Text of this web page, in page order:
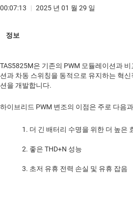
00:07:13 | 2025 년 01 월 29 일
TAS5825M은 기존의 PWM 모듈레이션과
션과 차동 스위칭을 동적으로 유지하는 혁
션을 개발합니다.
하이브리드 PWM 변조의 이점은 주로 다음
더 긴 배터리 수명을 위한 더 높은
좋은 THD+N 성능
초저 유휴 전력 손실 및 유휴 잡음